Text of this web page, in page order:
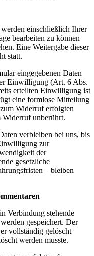
einschließlich Ihrer
bearbeiten zu können
Eine Weitergabe dieser
statt.
eingegebenen Daten
Einwilligung (Art. 6 Abs.
erteilten Einwilligung ist
eine formlose Mitteilung
Widerruf erfolgten
Widerruf unberührt.
verbleiben bei uns, bis
zur
der
gesetzliche
– bleiben
Verbindung stehende
gespeichert. Der
vollständig gelöscht
werden musste.